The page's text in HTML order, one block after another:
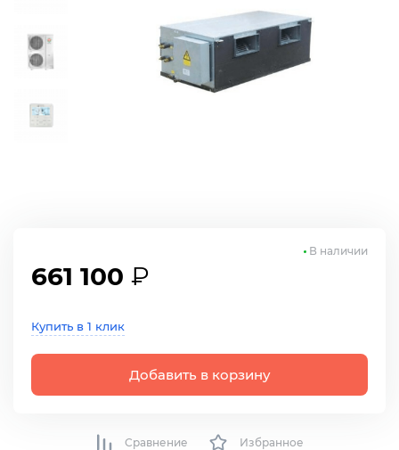
661 100 ₽
Купить в 1 клик
Добавить в корзину
В наличии
Сравнение Избранное